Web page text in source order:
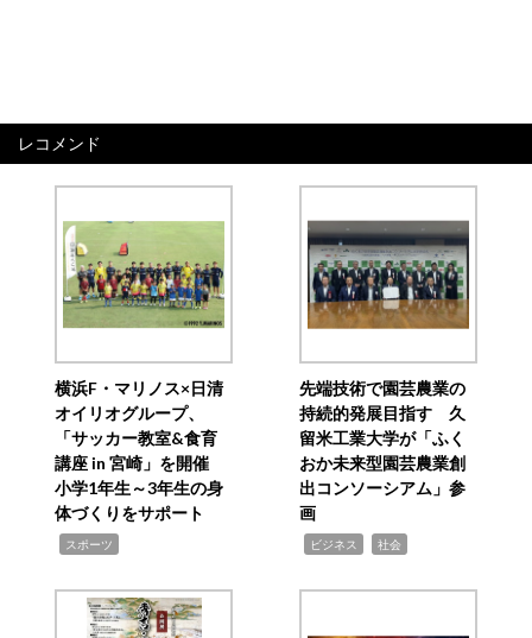
レコメンド
横浜F・マリノス×日清
オイリオグループ、
「サッカー教室&食育
講座 in 宮崎」を開催
小学1年生～3年生の身
体づくりをサポート
スポーツ
先端技術で園芸農業の
持続的発展目指す 久
留米工業大学が「ふく
おか未来型園芸農業創
出コンソーシアム」参
画
ビジネス 社会